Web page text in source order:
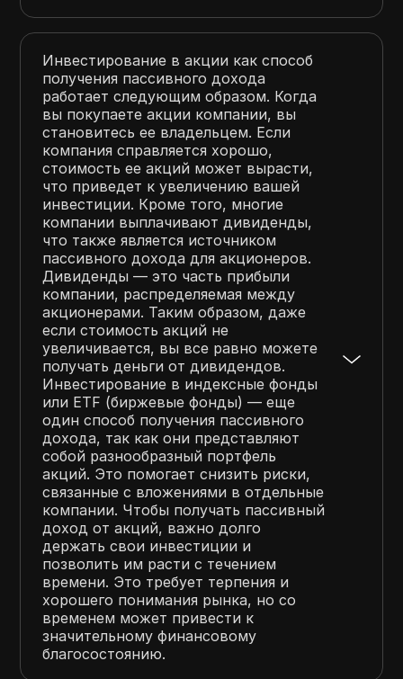
Инвестирование в акции как способ
получения пассивного дохода
работает следующим образом. Когда
вы покупаете акции компании, вы
становитесь ее владельцем. Если
компания справляется хорошо,
стоимость ее акций может вырасти,
что приведет к увеличению вашей
инвестиции. Кроме того, многие
компании выплачивают дивиденды,
что также является источником
пассивного дохода для акционеров.
Дивиденды — это часть прибыли
компании, распределяемая между
акционерами. Таким образом, даже
если стоимость акций не
увеличивается, вы все равно можете
получать деньги от дивидендов.
Инвестирование в индексные фонды
или ETF (биржевые фонды) — еще
один способ получения пассивного
дохода, так как они представляют
собой разнообразный портфель
акций. Это помогает снизить риски,
связанные с вложениями в отдельные
компании. Чтобы получать пассивный
доход от акций, важно долго
держать свои инвестиции и
позволить им расти с течением
времени. Это требует терпения и
хорошего понимания рынка, но со
временем может привести к
значительному финансовому
благосостоянию.